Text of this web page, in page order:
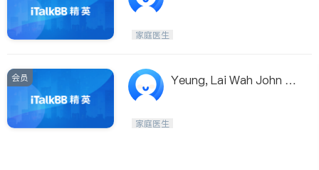
家庭医生
会员
Yeung, Lai Wah John A
家庭医生